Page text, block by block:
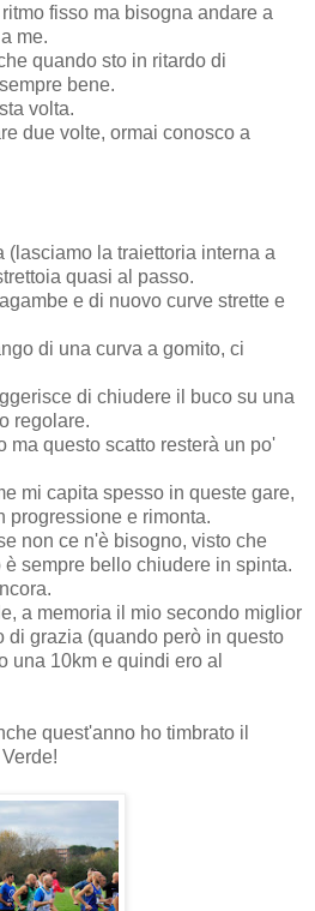
fisso ma bisogna andare a
me.
quando sto in ritardo di
bene.
volta.
due volte, ormai conosco a
(lasciamo la traiettoria interna a
quasi al passo.
e di nuovo curve strette e
di una curva a gomito, ci
di chiudere il buco su una
regolare.
ma questo scatto resterà un po'
mi capita spesso in queste gare,
progressione e rimonta.
non ce n'è bisogno, visto che
sempre bello chiudere in spinta.
a memoria il mio secondo miglior
di grazia (quando però in questo
una 10km e quindi ero al
quest'anno ho timbrato il